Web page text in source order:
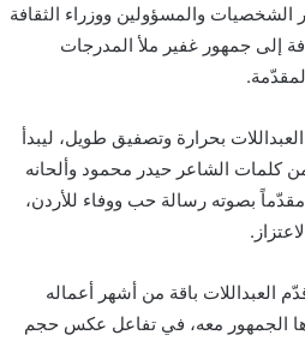
والمسؤولين ووزراء الثقافة
إلى جمهور غفير ملأ المدرجات
بحرارة وتصفيق طويل، ليبدأ
كلمات الشاعر حيدر محمود وألحانه
مقدّماً بصوته رسالة حب ووفاء للأردن،
العبداللات باقة من أشهر أعماله
الجمهور معه، في تفاعل عكس حجم